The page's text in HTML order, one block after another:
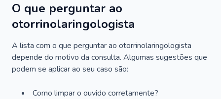
O que perguntar ao
otorrinolaringologista
A lista com o que perguntar ao otorrinolaringologista
depende do motivo da consulta. Algumas sugestões que
podem se aplicar ao seu caso são:
Como limpar o ouvido corretamente?